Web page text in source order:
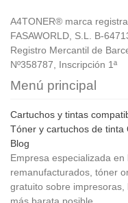
A4TONER® marca
FASAWORLD, S.L. B-
Registro Mercantil de
Nº358787, Inscripción 1ª
Menú principal
Cartuchos y tintas
Tóner y cartuchos de tinta
Blog
Empresa especializada
remanufacturados, tóner
gratuito sobre
más barata posible.